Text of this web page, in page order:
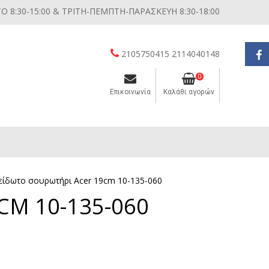
8:30-15:00 & ΤΡΙΤΗ-ΠΕΜΠΤΗ-ΠΑΡΑΣΚΕΥΗ 8:30-18:00
2105750415 2114040148
Επικοινωνία
0
Καλάθι αγορών
σουρωτήρι Acer 19cm 10-135-060
10-135-060